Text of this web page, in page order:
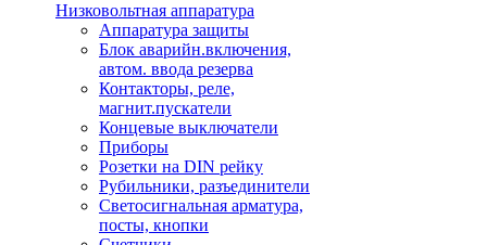
Низковольтная аппаратура
Аппаратура защиты
Блок аварийн.включения,
автом. ввода резерва
Контакторы, реле,
магнит.пускатели
Концевые выключатели
Приборы
Розетки на DIN рейку
Рубильники, разъединители
Светосигнальная арматура,
посты, кнопки